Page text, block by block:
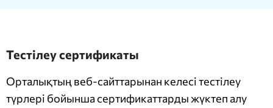
Тестілеу сертификаты
Орталықтың веб-сайттарынан келесі тестілеу
түрлері бойынша сертификаттарды жүктеп алу